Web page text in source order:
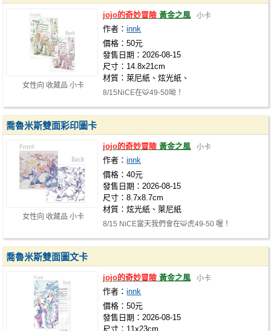
女性向 收藏品 小卡
jojo的奇妙冒險 黃金之風 小卡
作者：innk
價格：50元
發售日期：2026-08-15
尺寸：14.8x21cm
材質：萊尼紙、炫光紙、
8/15NiCE在🐯49-50呦！
女性向 收藏品 小卡
喬魯米斯雙面彩印圖卡
jojo的奇妙冒險 黃金之風 小卡
作者：innk
價格：40元
發售日期：2026-08-15
尺寸：8.7x8.7cm
材質：炫光紙、萊尼紙
8/15 NiCE當天我們會在🐯虎49-50 喔！
喬魯米斯雙面圖文卡
jojo的奇妙冒險 黃金之風 小卡
作者：innk
價格：50元
發售日期：2026-08-15
尺寸：11x23cm